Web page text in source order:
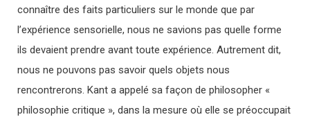
connaître des faits particuliers sur le monde que par
l’expérience sensorielle, nous ne savions pas quelle forme
ils devaient prendre avant toute expérience. Autrement dit,
nous ne pouvons pas savoir quels objets nous
rencontrerons. Kant a appelé sa façon de philosopher «
philosophie critique », dans la mesure où elle se préoccupait